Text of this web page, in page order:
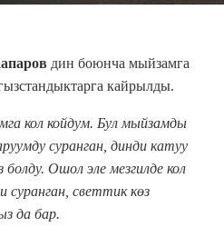
дин боюнча мыйзамга
кайрылды.
кол койдум. Бул мыйзамды
суранган, динди катуу
Ошол эле мезгилде кол
суранган, светтик көз
да бар.